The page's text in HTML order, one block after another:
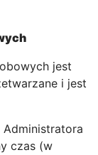
jest
i jest
czas (w